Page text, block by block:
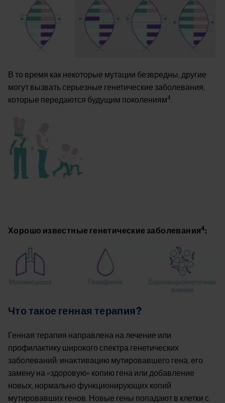
В то время как некоторые мутации безвредны, другие
могут вызвать серьезные генетические заболевания,
которые передаются будущим поколениям4.
Хорошо известные генетические заболевания4:
Что такое генная терапия?
Генная терапия направлена на лечение или
профилактику широкого спектра генетических
заболеваний: инаĸтивацию мутировавшего гена, его
замену на «здоровую» копию гена или добавление
новых, нормально функционирующих копий
мутировавших генов. Новые гены попадают в клетки с